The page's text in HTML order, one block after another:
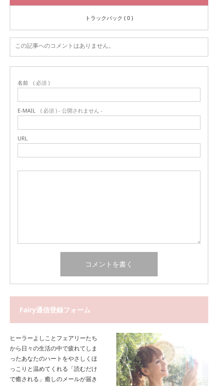
トラックバック ( 0 )
この記事へのコメントはありません。
名前 ( 必須 )
E-MAIL ( 必須 ) - 公開されません -
URL
Fairy通信登録フォーム
ヒーラーよしことフェアリーたち
から日々の生活の中で疲れてしま
ったあなたのハートをやさしくほ
っこりと温めてくれる「読むだけ
で癒される」癒しのメールが届き